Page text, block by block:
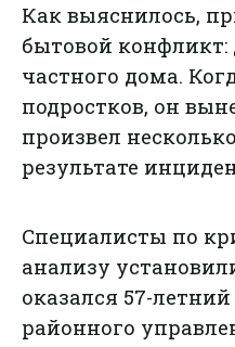
Как выяснилось,
бытовой конфликт:
частного дома.
подростков, он
произвел
результате
Специалисты по
анализу
оказался 57-
районного